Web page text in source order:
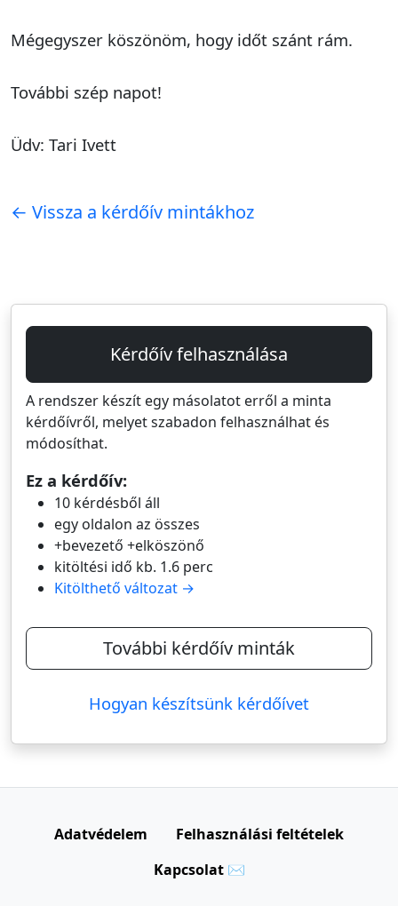
Mégegyszer köszönöm, hogy időt szánt rám.
További szép napot!
Üdv: Tari Ivett
← Vissza a kérdőív mintákhoz
Kérdőív felhasználása
A rendszer készít egy másolatot erről a minta
kérdőívről, melyet szabadon felhasználhat és
módosíthat.
Ez a kérdőív:
10 kérdésből áll
egy oldalon az összes
+bevezető +elköszönő
kitöltési idő kb. 1.6 perc
Kitölthető változat →
További kérdőív minták
Hogyan készítsünk kérdőívet
Adatvédelem
Felhasználási feltételek
Kapcsolat ✉